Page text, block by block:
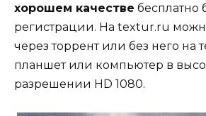
хорошем качестве бесплатно
регистрации. На textur.ru
через торрент или без него на
планшет или компьютер в
разрешении HD 1080.